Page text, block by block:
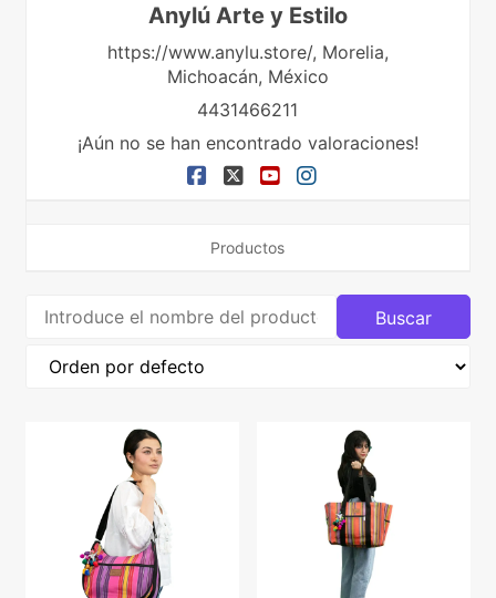
Anylú Arte y Estilo
https://www.anylu.store/, Morelia,
Michoacán, México
4431466211
¡Aún no se han encontrado valoraciones!
Productos